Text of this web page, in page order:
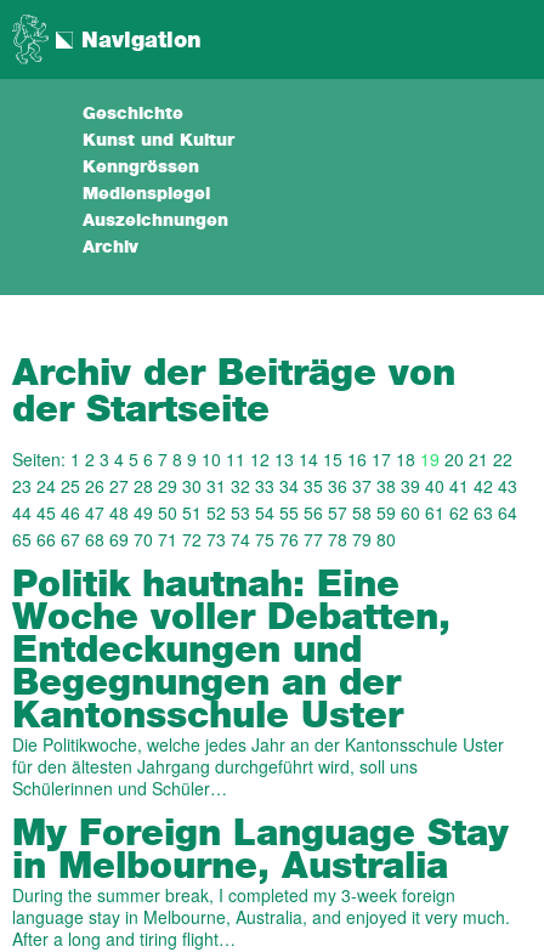
Navigation
Geschichte
Kunst und Kultur
Kenngrössen
Medienspiegel
Auszeichnungen
Archiv
Archiv der Beiträge von
der Startseite
Seiten: 1 2 3 4 5 6 7 8 9 10 11 12 13 14 15 16 17 18 19 20 21 22
23 24 25 26 27 28 29 30 31 32 33 34 35 36 37 38 39 40 41 42 43
44 45 46 47 48 49 50 51 52 53 54 55 56 57 58 59 60 61 62 63 64
65 66 67 68 69 70 71 72 73 74 75 76 77 78 79 80
Politik hautnah: Eine
Woche voller Debatten,
Entdeckungen und
Begegnungen an der
Kantonsschule Uster
Die Politikwoche, welche jedes Jahr an der Kantonsschule Uster
für den ältesten Jahrgang durchgeführt wird, soll uns
Schülerinnen und Schüler…
My Foreign Language Stay
in Melbourne, Australia
During the summer break, I completed my 3-week foreign
language stay in Melbourne, Australia, and enjoyed it very much.
After a long and tiring flight…